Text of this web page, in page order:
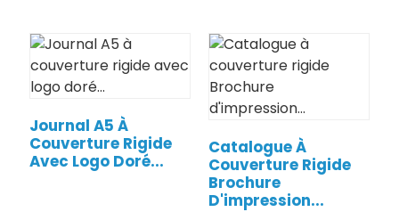
Journal A5 À
Couverture Rigide
Avec Logo Doré...
Catalogue À
Couverture Rigide
Brochure
D'impression...